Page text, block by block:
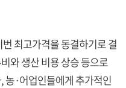
최고가격을 동결하기로 결
와 생산 비용 상승 등으로
농·어업인들에게 추가적인